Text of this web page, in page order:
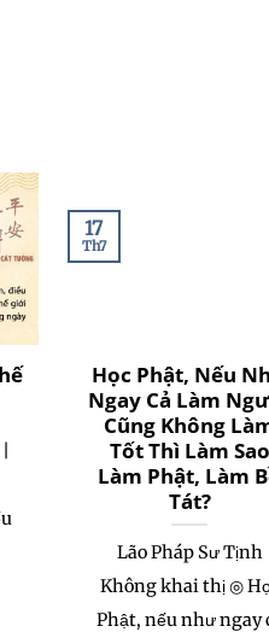
Học Phật, Nếu
Ngay Cả Làm
Cũng Không
Tốt Thì Làm Sao
Làm Phật, Làm
Tát?
Lão Pháp Sư Tịnh
Không khai thị ◎
Phật, nếu như ngay
17
Th7